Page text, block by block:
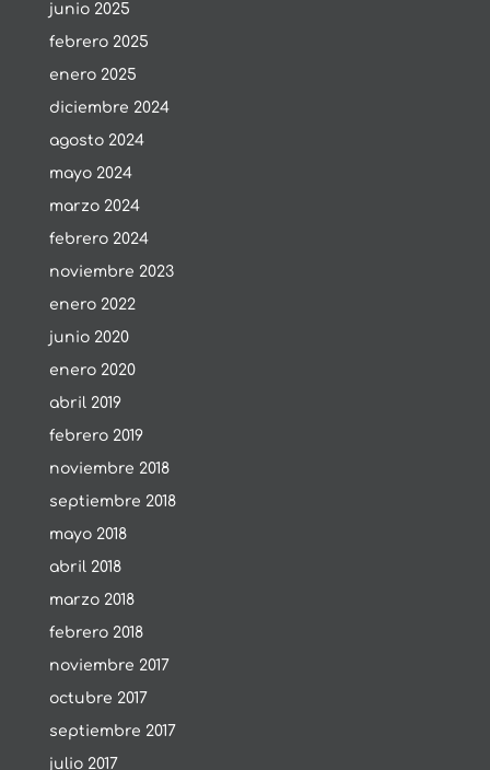
junio 2025
febrero 2025
enero 2025
diciembre 2024
agosto 2024
mayo 2024
marzo 2024
febrero 2024
noviembre 2023
enero 2022
junio 2020
enero 2020
abril 2019
febrero 2019
noviembre 2018
septiembre 2018
mayo 2018
abril 2018
marzo 2018
febrero 2018
noviembre 2017
octubre 2017
septiembre 2017
julio 2017